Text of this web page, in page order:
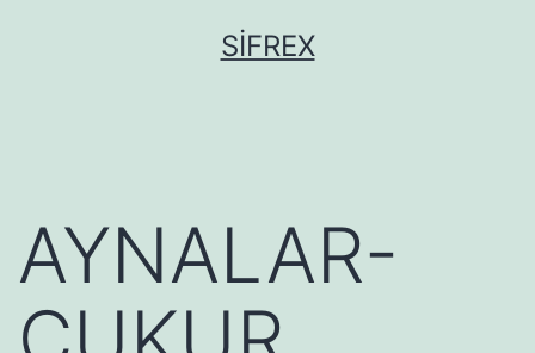
SIFREX
AYNALAR-